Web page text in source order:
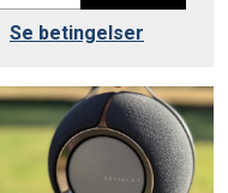
Se betingelser